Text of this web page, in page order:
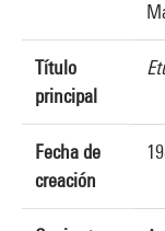
Título
principal
Fecha de
creación